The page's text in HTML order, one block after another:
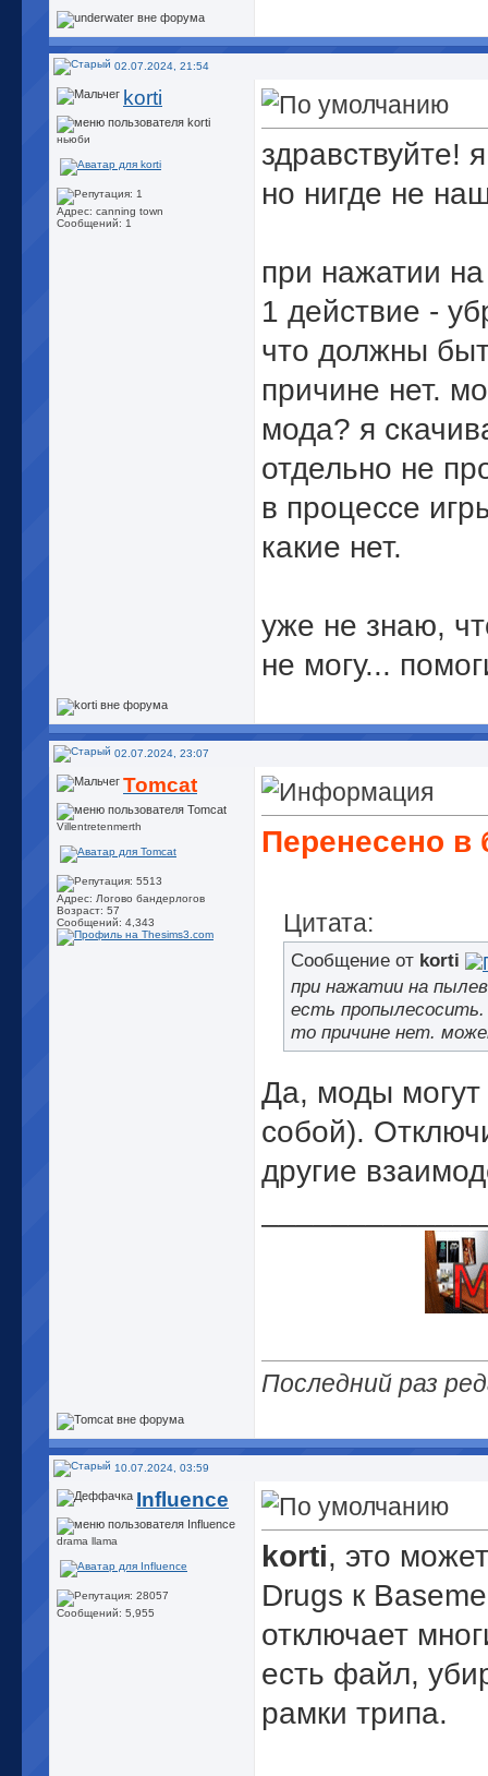
02.07.2024, 21:54
korti
ньюби
Адрес: canning town
Сообщений: 1
здравствуйте!
но нигде не
при нажатии
1 действие -
что должны
причине нет.
мода? я
отдельно не
в процессе
какие нет.
уже не знаю,
не могу...
02.07.2024, 23:07
Tomcat
Villentretenmerth
Адрес: Логово бандерлогов
Возраст: 57
Сообщений: 4,343
Перенесено в
Цитата:
Сообщение от korti
при нажатии на
есть
то причине нет.
Да, моды могут
собой).
другие
Последний раз
10.07.2024, 03:59
Influence
drama llama
Сообщений: 5,955
korti, это
Drugs к
отключает
есть файл,
рамки трипа.